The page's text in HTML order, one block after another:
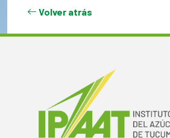
Volver atrás